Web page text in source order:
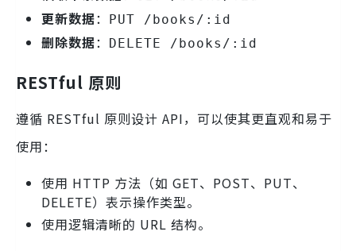
更新数据： PUT /books/:id
删除数据： DELETE /books/:id
RESTful 原则
遵循 RESTful 原则设计 API，可以使其更直观和易于
使用：
使用 HTTP 方法（如 GET、POST、PUT、
DELETE）表示操作类型。
使用逻辑清晰的 URL 结构。